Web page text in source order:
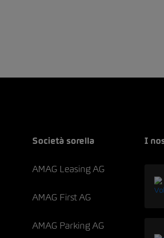
Società sorella
AMAG Leasing AG
AMAG First AG
AMAG Parking AG
I